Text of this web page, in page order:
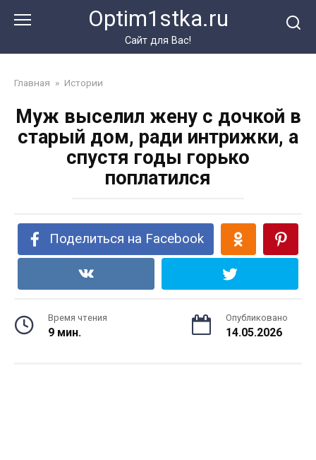
Optim1stka.ru
Сайт для Вас!
Главная » Истории
Муж выселил жену с дочкой в
старый дом, ради интрижки, а
спустя годы горько
поплатился
Поделиться на Facebook
Время чтения
9 мин.
Опубликовано
14.05.2026